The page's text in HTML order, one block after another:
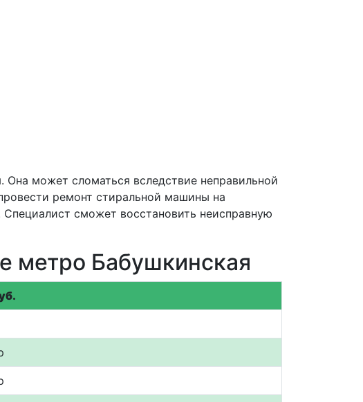
Она может сломаться вследствие неправильной
ремонт стиральной машины на
сможет восстановить неисправную
метро Бабушкинская